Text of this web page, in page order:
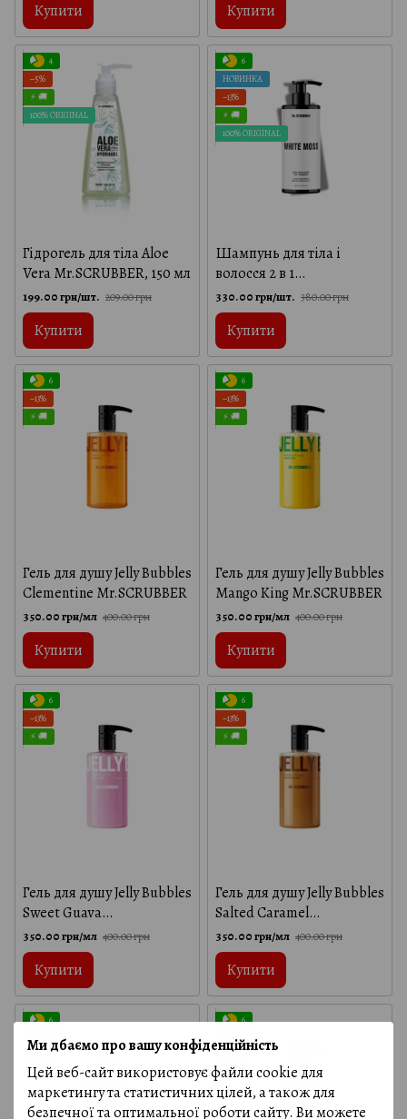
Ми дбаємо про вашу конфіденційність
Цей веб-сайт використовує файли cookie для
маркетингу та статистичних цілей, а також для
безпечної та оптимальної роботи сайту. Ви можете
Купити Купити
4
−5%
⚡ 🚚
100% ORIGINAL
Гідрогель для тіла Aloe
Vera Mr.SCRUBBER, 150 мл
199.00 грн/шт. 209.00 грн
Купити
6
НОВИНКА
−13%
⚡ 🚚
100% ORIGINAL
Шампунь для тіла і
волосся 2 в 1
Mr.SCRUBBER White
Moss, 300 мл
330.00 грн/шт. 380.00 грн
Купити
6
−13%
⚡ 🚚
Гель для душу Jelly Bubbles
Clementine Mr.SCRUBBER
350.00 грн/мл 400.00 грн
Купити
6
−13%
⚡ 🚚
Гель для душу Jelly Bubbles
Mango King Mr.SCRUBBER
350.00 грн/мл 400.00 грн
Купити
6
−13%
⚡ 🚚
Гель для душу Jelly Bubbles
Sweet Guava
Mr.SCRUBBER
350.00 грн/мл 400.00 грн
Купити
6
−13%
⚡ 🚚
Гель для душу Jelly Bubbles
Salted Caramel
Mr.SCRUBBER
350.00 грн/мл 400.00 грн
Купити
6
6
−13%
⚡ 🚚